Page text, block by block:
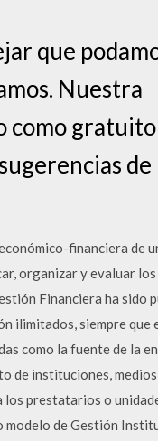
que
Nuestra
como
de
financiera de
organizar y evaluar
Financiera ha sido
ilimitados, siempre que
como la fuente de la
de instituciones,
los prestatarios o
modelo de Gestión